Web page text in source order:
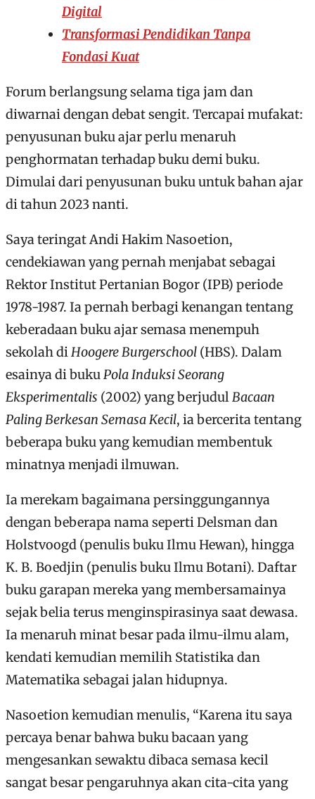
Digital
Transformasi Pendidikan Tanpa
Fondasi Kuat
Forum berlangsung selama tiga jam dan
diwarnai dengan debat sengit. Tercapai mufakat:
penyusunan buku ajar perlu menaruh
penghormatan terhadap buku demi buku.
Dimulai dari penyusunan buku untuk bahan ajar
di tahun 2023 nanti.
Saya teringat Andi Hakim Nasoetion,
cendekiawan yang pernah menjabat sebagai
Rektor Institut Pertanian Bogor (IPB) periode
1978-1987. Ia pernah berbagi kenangan tentang
keberadaan buku ajar semasa menempuh
sekolah diHoogere Burgerschool (HBS). Dalam
esainya di bukuPola Induksi Seorang
Eksperimentalis (2002) yang berjudulBacaan
Paling Berkesan Semasa Kecil, ia bercerita tentang
beberapa buku yang kemudian membentuk
minatnya menjadi ilmuwan.
Ia merekam bagaimana persinggungannya
dengan beberapa nama seperti Delsman dan
Holstvoogd (penulis buku Ilmu Hewan), hingga
K. B. Boedjin (penulis buku Ilmu Botani). Daftar
buku garapan mereka yang membersamainya
sejak belia terus menginspirasinya saat dewasa.
Ia menaruh minat besar pada ilmu-ilmu alam,
kendati kemudian memilih Statistika dan
Matematika sebagai jalan hidupnya.
Nasoetion kemudian menulis, “Karena itu saya
percaya benar bahwa buku bacaan yang
mengesankan sewaktu dibaca semasa kecil
sangat besar pengaruhnya akan cita-cita yang